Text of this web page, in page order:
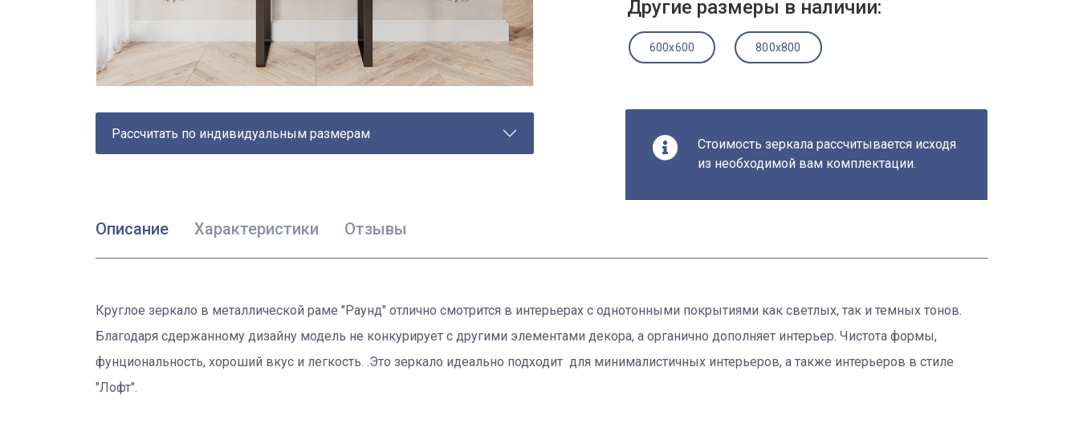
Рассчитать по индивидуальным размерам
Другие размеры в наличии:
600x600 800x800
Стоимость зеркала рассчитывается исходя
из необходимой вам комплектации.
Описание Характеристики Отзывы
Круглое зеркало в металлической раме "Раунд" отлично смотрится в интерьерах с однотонными покрытиями как светлых, так и темных тонов.
Благодаря сдержанному дизайну модель не конкурирует с другими элементами декора, а органично дополняет интерьер. Чистота формы,
фунциональность, хороший вкус и легкость. .Это зеркало идеально подходит для минималистичных интерьеров, а также интерьеров в стиле
"Лофт".